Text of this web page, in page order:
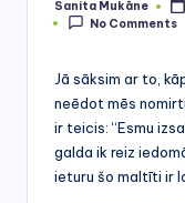
Posted
by
Sanita Mukāne
No Comments
Jā sāksim ar to,
neēdot mēs
ir teicis: “Esmu
galda ik reiz
ieturu šo maltīti ir